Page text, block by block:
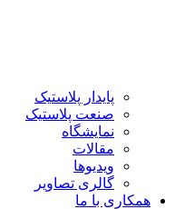
پایدار پلاستیک
صنعت پلاستیک
نمایشگاه
مقالات
ویدیوها
گالری تصاویر
همکاری با ما